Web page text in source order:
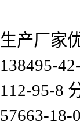
生产厂家
138495-
112-95-8
57663-